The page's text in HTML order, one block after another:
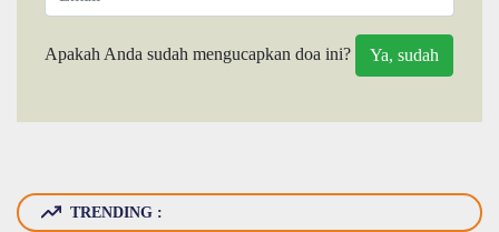
Apakah Anda sudah mengucapkan doa ini?
TRENDING :